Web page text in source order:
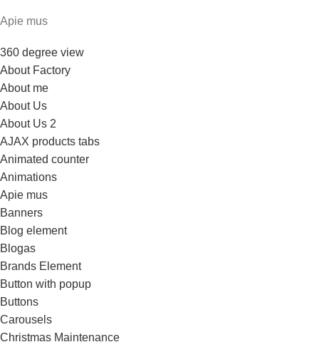
Apie mus
360 degree view
About Factory
About me
About Us
About Us 2
AJAX products tabs
Animated counter
Animations
Apie mus
Banners
Blog element
Blogas
Brands Element
Button with popup
Buttons
Carousels
Christmas Maintenance